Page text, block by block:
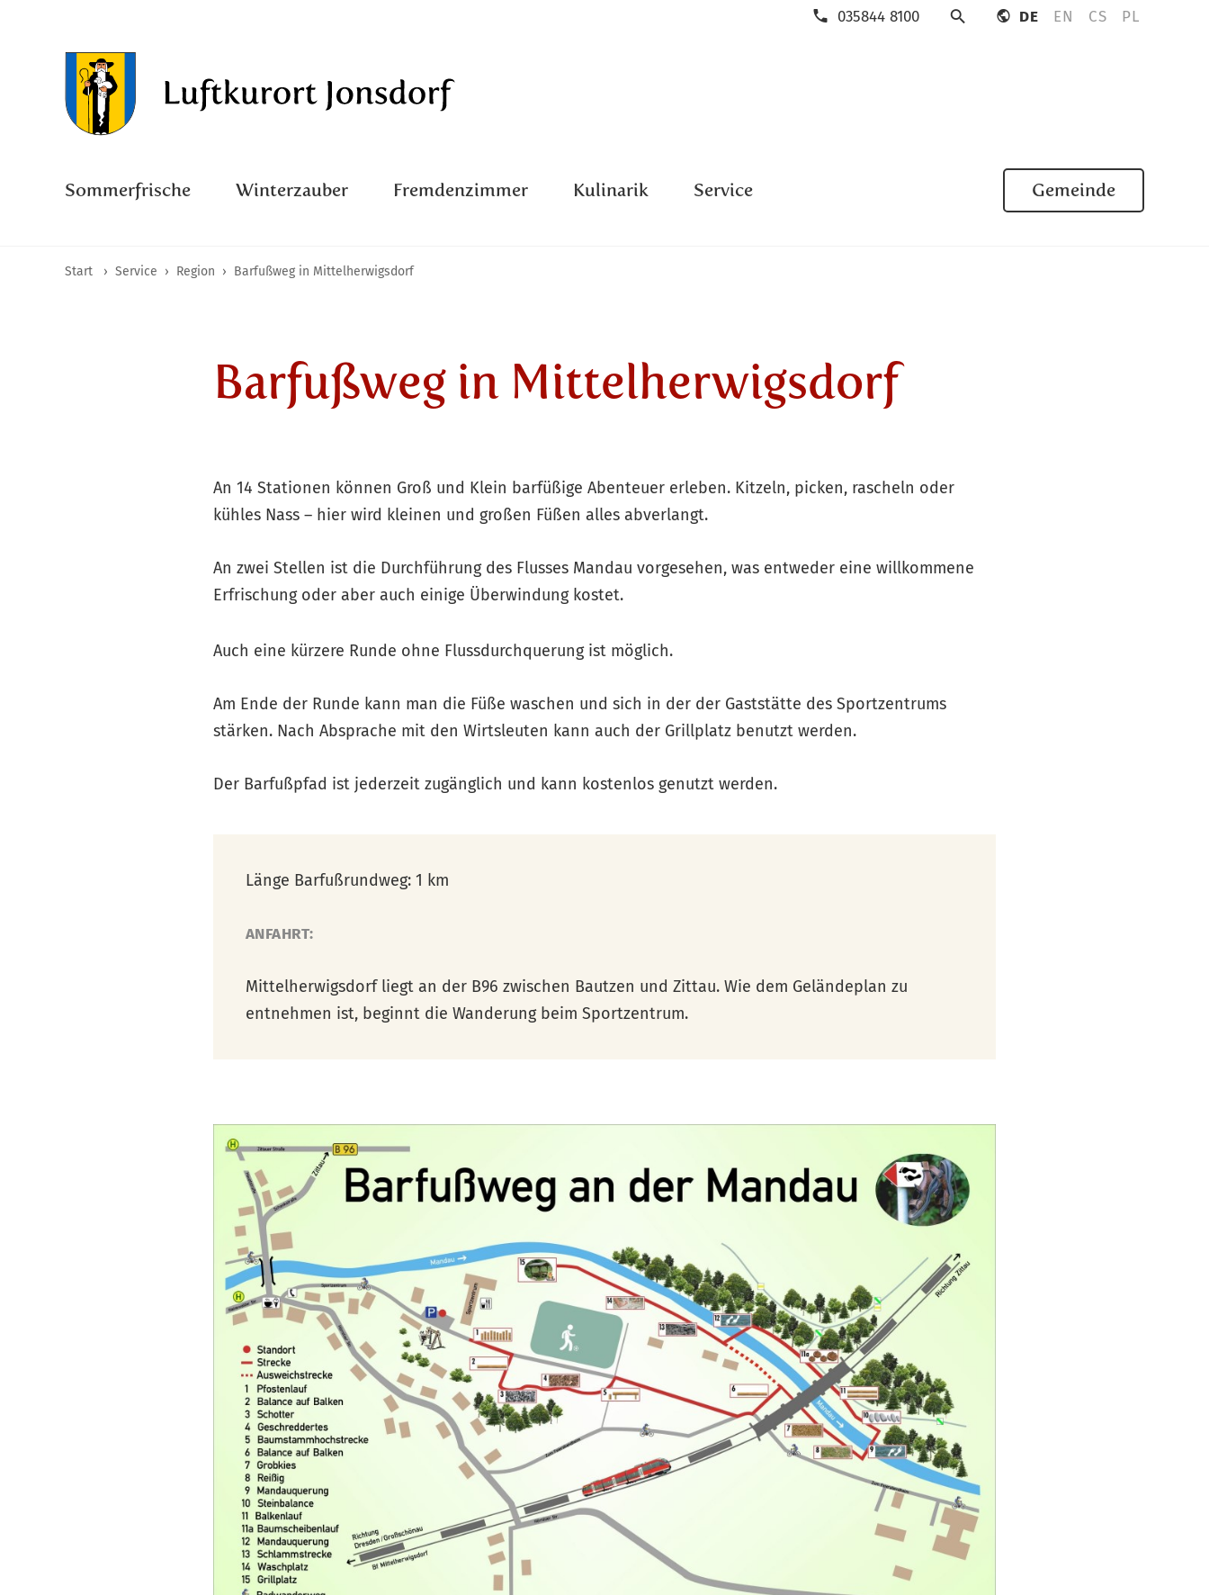
035844 8100 DE EN CS PL
Sommerfrische Winterzauber Fremdenzimmer Kulinarik Service Gemeinde
Start › Service › Region › Barfußweg in Mittelherwigsdorf
Barfußweg in Mittelherwigsdorf
An 14 Stationen können Groß und Klein barfüßige Abenteuer erleben. Kitzeln, picken, rascheln oder
kühles Nass – hier wird kleinen und großen Füßen alles abverlangt.
An zwei Stellen ist die Durchführung des Flusses Mandau vorgesehen, was entweder eine willkommene
Erfrischung oder aber auch einige Überwindung kostet.
Auch eine kürzere Runde ohne Flussdurchquerung ist möglich.
Am Ende der Runde kann man die Füße waschen und sich in der der Gaststätte des Sportzentrums
stärken. Nach Absprache mit den Wirtsleuten kann auch der Grillplatz benutzt werden.
Der Barfußpfad ist jederzeit zugänglich und kann kostenlos genutzt werden.
Länge Barfußrundweg: 1 km
ANFAHRT:
Mittelherwigsdorf liegt an der B96 zwischen Bautzen und Zittau. Wie dem Geländeplan zu
entnehmen ist, beginnt die Wanderung beim Sportzentrum.